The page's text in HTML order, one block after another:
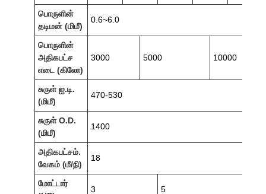
பொருளின்
தடிமன் (மிமீ)
0.6~6.0
பொருளின்
அதிகபட்ச
எடை (கிலோ)
3000 5000 10000
சுருள் ஐ.டி.
(மிமீ)
470-530
சுருள் O.D.
(மிமீ)
1400
அதிகபட்சம்.
வேகம் (மீ/நி)
18
மோட்டார்
3 5